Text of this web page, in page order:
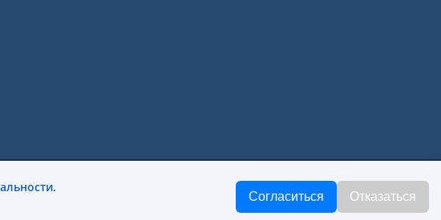
области «Иркутский авиационный техникум»
.
Согласиться Отказаться